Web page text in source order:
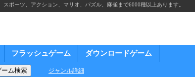
ポーツ、アクション、マリオ、パズル、麻雀まで6000種以上あります。
フラッシュゲーム ダウンロードゲーム
ジャンル詳細